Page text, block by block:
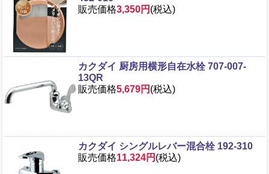
販売価格3,350円 (税込)
カクダイ 厨房用横形自在水栓 707-007-
13QR
販売価格5,679円 (税込)
カクダイ シングルレバー混合栓 192-310
販売価格11,324円 (税込)